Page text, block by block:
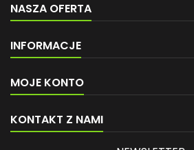
NASZA OFERTA
INFORMACJE
MOJE KONTO
KONTAKT Z NAMI